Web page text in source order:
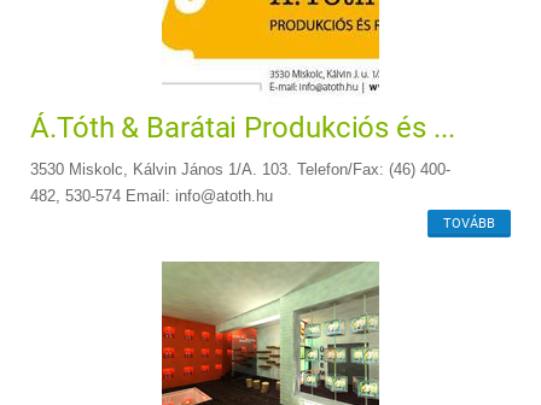
Á.Tóth & Barátai Produkciós és ...
3530 Miskolc, Kálvin János 1/A. 103. Telefon/Fax: (46) 400-
482, 530-574 Email: info@atoth.hu
TOVÁBB